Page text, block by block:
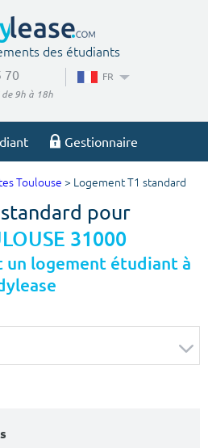
des étudiants
70
9h à 18h
FR
Gestionnaire
recherche
Toulouse > Logement T1 standard
pour
31000
un logement étudiant à